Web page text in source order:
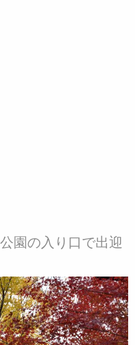
園の入り口で出迎